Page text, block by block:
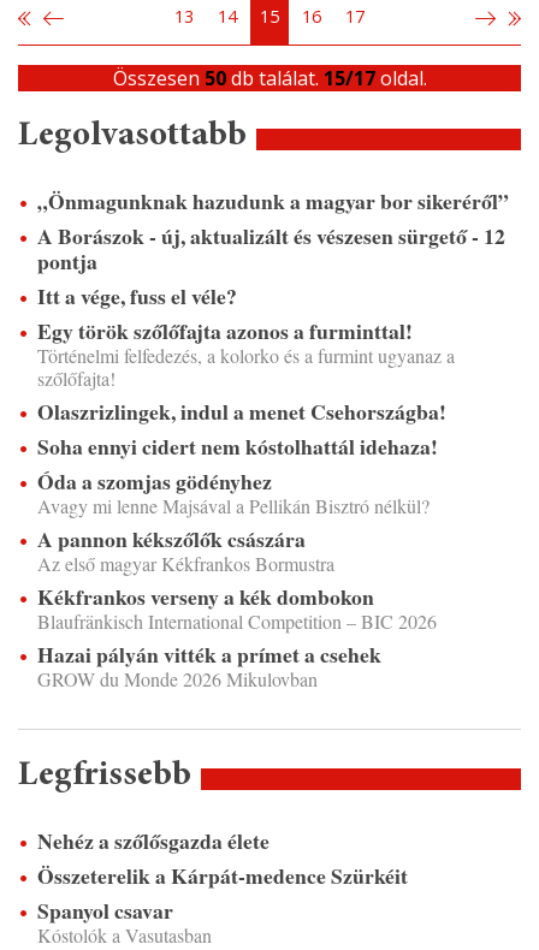
13 14 15 16 17
Összesen 50db találat. 15/17oldal.
Legolvasottabb
„Önmagunknak hazudunk a magyar bor sikeréről”
A Borászok - új, aktualizált és vészesen sürgető - 12
pontja
Itt a vége, fuss el véle?
Egy török szőlőfajta azonos a furminttal!
Történelmi felfedezés, a kolorko és a furmint ugyanaz a
szőlőfajta!
Olaszrizlingek, indul a menet Csehországba!
Soha ennyi cidert nem kóstolhattál idehaza!
Óda a szomjas gödényhez
Avagy mi lenne Majsával a Pellikán Bisztró nélkül?
A pannon kékszőlők császára
Az első magyar Kékfrankos Bormustra
Kékfrankos verseny a kék dombokon
Blaufränkisch International Competition – BIC 2026
Hazai pályán vitték a prímet a csehek
GROW du Monde 2026 Mikulovban
Legfrissebb
Nehéz a szőlősgazda élete
Összeterelik a Kárpát-medence Szürkéit
Spanyol csavar
Kóstolók a Vasutasban